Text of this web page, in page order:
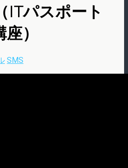
ITパスポート
）
SMS